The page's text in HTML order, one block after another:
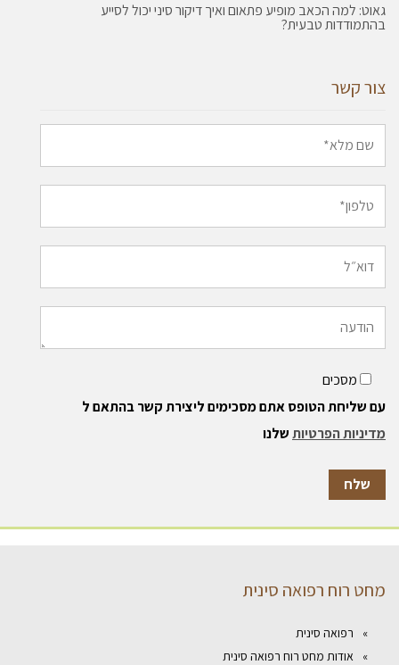
גאוט: למה הכאב מופיע פתאום ואיך דיקור סיני יכול לסייע
בהתמודדות טבעית?
צור קשר
מסכים
עם שליחת הטופס אתם מסכימים ליצירת קשר בהתאם ל
מדיניות הפרטיותשלנו
מחט רוח רפואה סינית
רפואה סינית
אודות מחט רוח רפואה סינית